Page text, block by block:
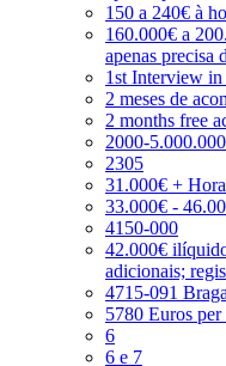
150 a 240€ à
160.000€ a
apenas precisa
1st Interview
2 meses de
2 months free
2000-5.000.000
2305
31.000€ +
33.000€ -
4150-000
42.000€
adicionais;
4715-091 Braga
5780 Euros per
6
6 e 7